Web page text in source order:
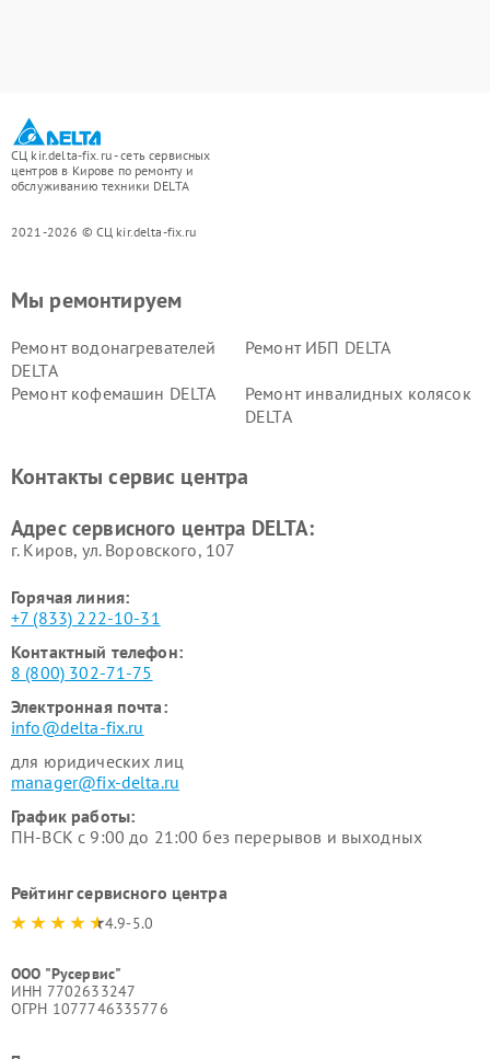
СЦ kir.delta-fix.ru - сеть сервисных
центров в Кирове по ремонту и
обслуживанию техники DELTA
2021-2026 © СЦ kir.delta-fix.ru
Мы ремонтируем
Ремонт водонагревателей
DELTA
Ремонт ИБП DELTA
Ремонт кофемашин DELTA
Ремонт инвалидных колясок
DELTA
Контакты сервис центра
Адрес сервисного центра DELTA:
г. Киров, ул. Воровского, 107
Горячая линия:
+7 (833) 222-10-31
Контактный телефон:
8 (800) 302-71-75
Электронная почта:
info@delta-fix.ru
для юридических лиц
manager@fix-delta.ru
График работы:
ПН-ВСК с 9:00 до 21:00 без перерывов и выходных
Рейтинг сервисного центра
4.9-5.0
ООО "Русервис"
ИНН 7702633247
ОГРН 1077746335776